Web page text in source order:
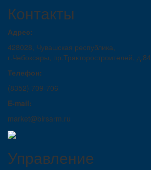
Контакты
Адрес:
428028, Чувашская республика,
г.Чебоксары, пр.Тракторостроителей, д.84
Телефон:
(8352) 709-706
E-mail:
market@birsarm.ru
Управление